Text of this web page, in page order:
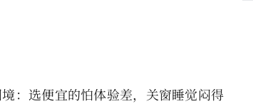
：选便宜的怕体验差，关窗睡觉闷得